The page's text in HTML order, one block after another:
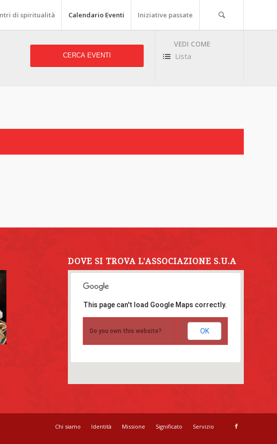
di spiritualità Calendario Eventi Iniziative passate
Event
Views
VEDI COME
Lista
DOVE SI TROVA L'ASSOCIAZIONE S.U.A
This page can't load Google Maps correctly.
Do you own this website? OK
Chi siamo Identità Missione Significato Servizio